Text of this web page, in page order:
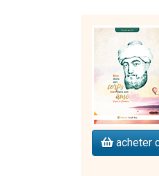
acheter